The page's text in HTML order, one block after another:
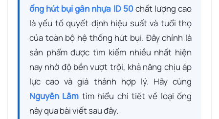
ống hút bụi gân nhựa ID 50chất lượng cao
là yếu tố quyết định hiệu suất và tuổi thọ
của toàn bộ hệ thống hút bụi. Đây chính là
sản phẩm được tìm kiếm nhiều nhất hiện
nay nhờ độ bền vượt trội, khả năng chịu áp
lực cao và giá thành hợp lý. Hãy cùng
Nguyên Lâm tìm hiểu chi tiết về loại ống
này qua bài viết sau đây.